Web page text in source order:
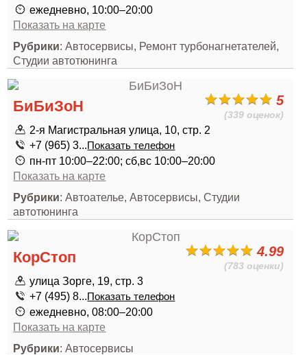
ежедневно, 10:00–20:00
Показать на карте
Рубрики: Автосервисы, Ремонт турбонагнетателей,
Студии автотюнинга
5
(339 оценок)
БиБиЗоН
2-я Магистральная улица, 10, стр. 2
+7 (965) 3...Показать телефон
пн-пт 10:00–22:00; сб,вс 10:00–20:00
Показать на карте
Рубрики: Автоателье, Автосервисы, Студии
автотюнинга
4.99
(783 оценки)
КорСтоп
улица Зорге, 19, стр. 3
+7 (495) 8...Показать телефон
ежедневно, 08:00–20:00
Показать на карте
Рубрики: Автосервисы